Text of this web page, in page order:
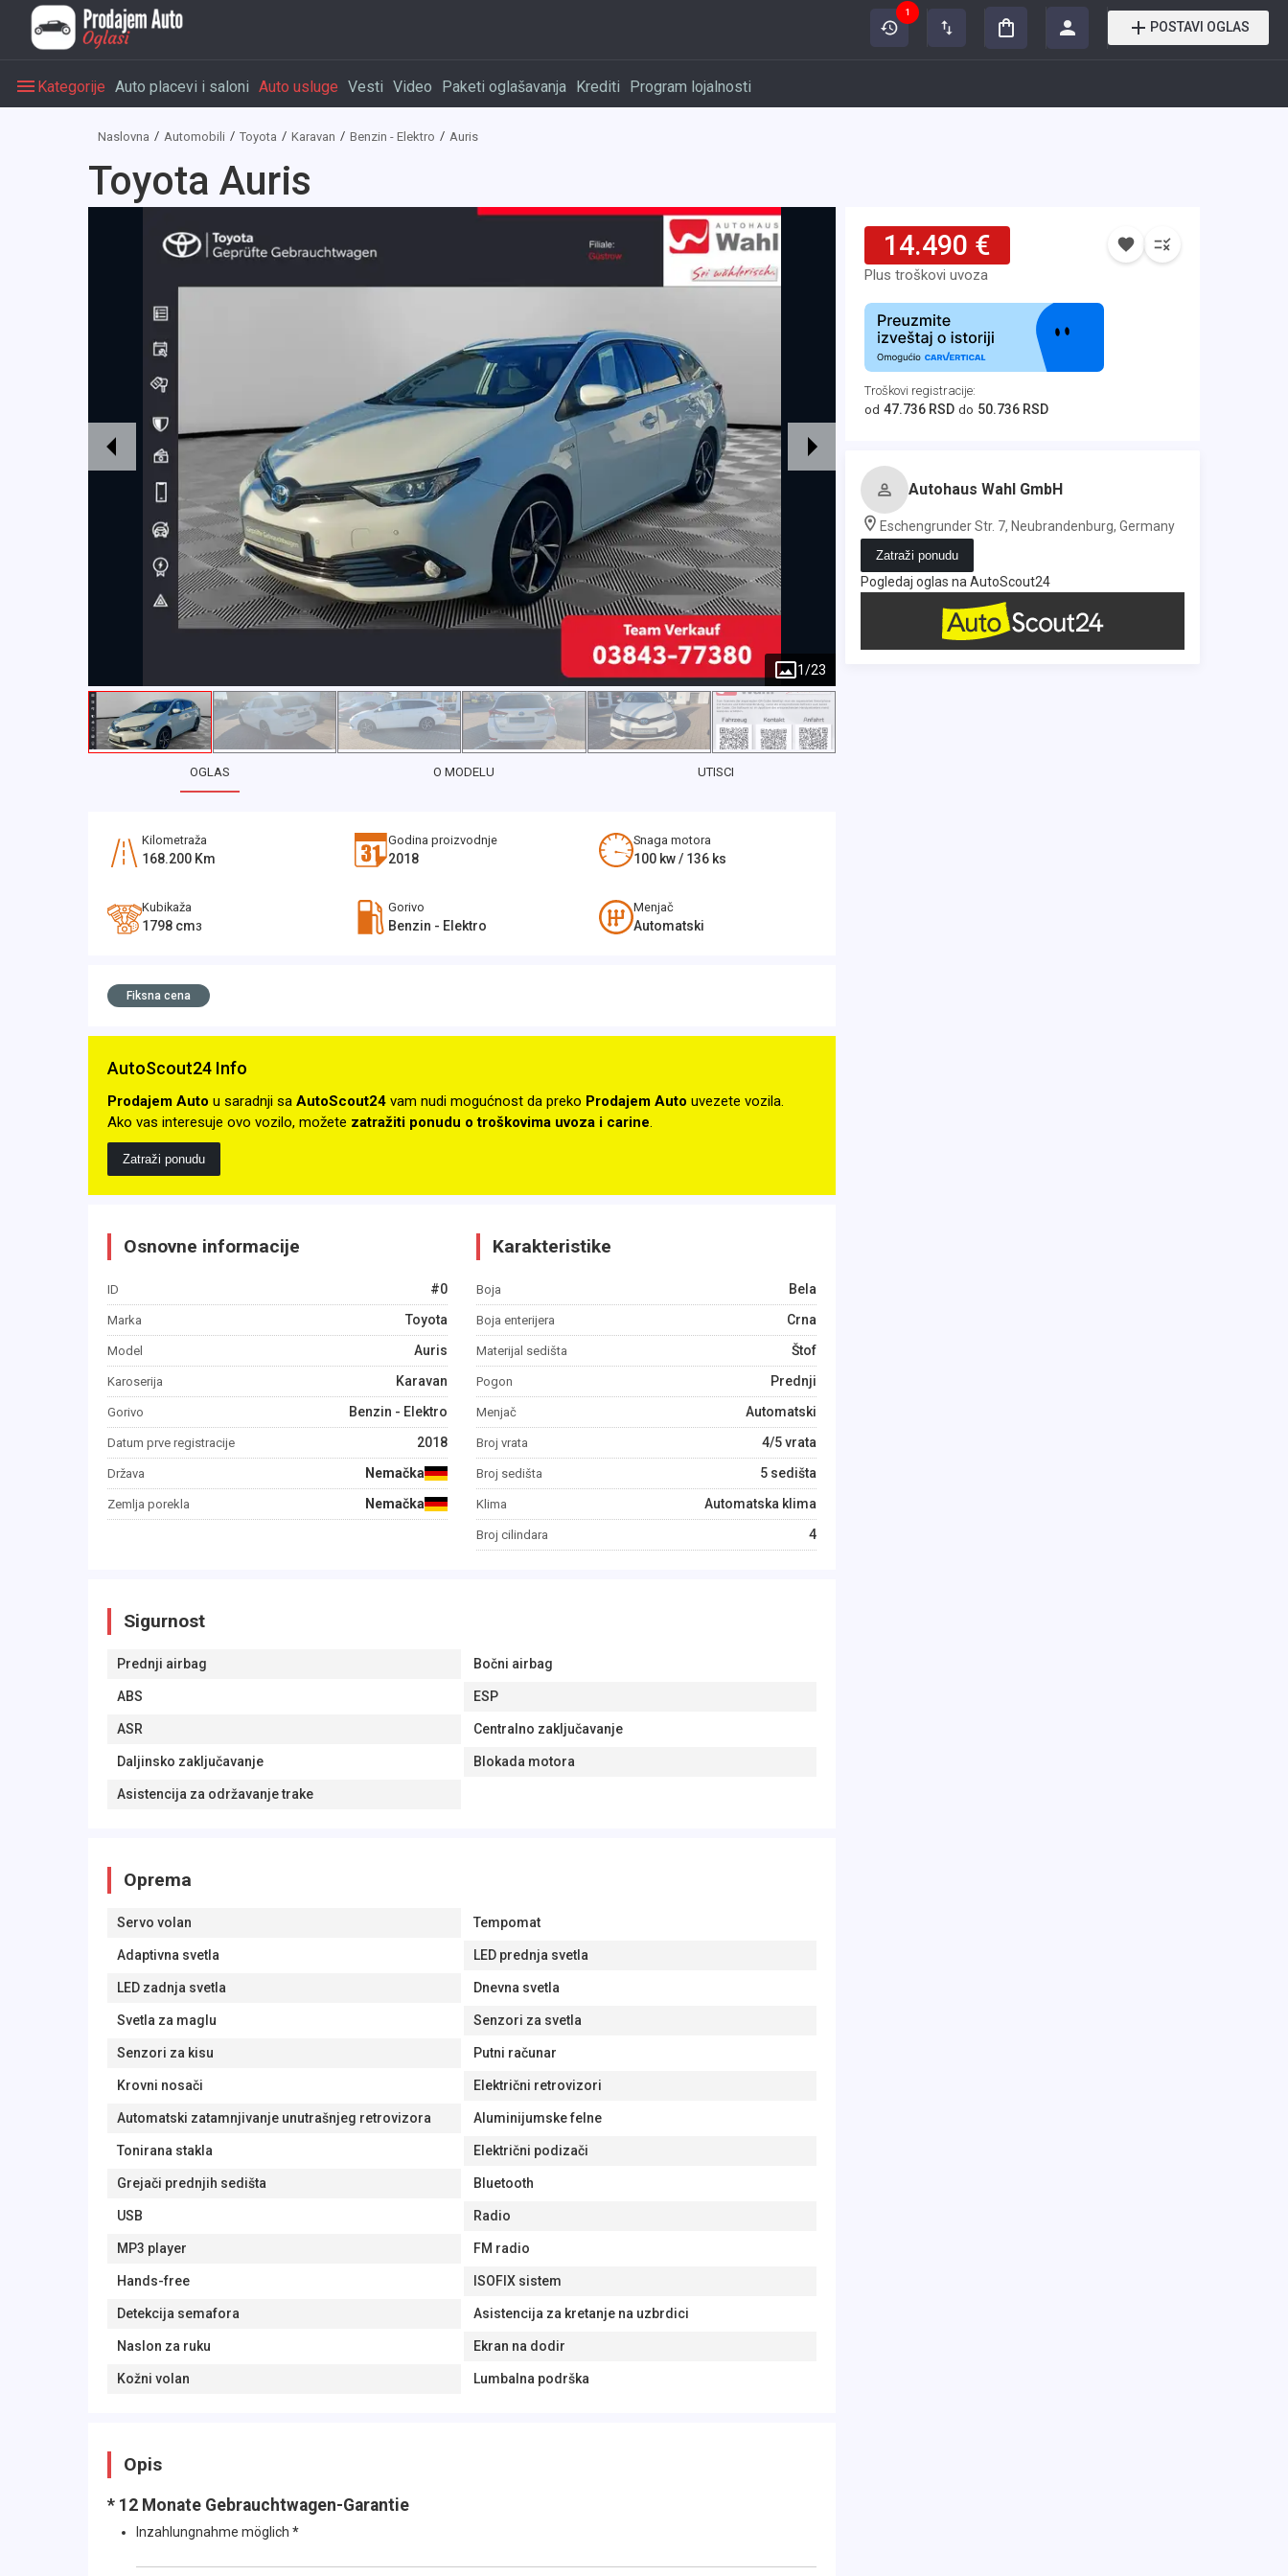
1
POSTAVI OGLAS
Kategorije Auto placevi i saloni Auto usluge Vesti Video Paketi oglašavanja Krediti Program lojalnosti
Naslovna Automobili Toyota Karavan Benzin - Elektro Auris
Toyota Auris
1/23
OGLAS O MODELU UTISCI
Kilometraža
168.200 Km
Godina proizvodnje
2018
Snaga motora
100 kw / 136 ks
Kubikaža
1798 cm3
Gorivo
Benzin - Elektro
Menjač
Automatski
Fiksna cena
AutoScout24 Info
Prodajem Auto u saradnji sa AutoScout24 vam nudi mogućnost da preko Prodajem Auto uvezete vozila.
Ako vas interesuje ovo vozilo, možete zatražiti ponudu o troškovima uvoza i carine.
Zatraži ponudu
Osnovne informacije
ID #0
Marka Toyota
Model Auris
Karoserija Karavan
Gorivo Benzin - Elektro
Datum prve registracije 2018
Država Nemačka
Zemlja porekla Nemačka
Karakteristike
Boja Bela
Boja enterijera Crna
Materijal sedišta Štof
Pogon Prednji
Menjač Automatski
Broj vrata 4/5 vrata
Broj sedišta 5 sedišta
Klima Automatska klima
Broj cilindara 4
Sigurnost
Prednji airbag Bočni airbag
ABS ESP
ASR Centralno zaključavanje
Daljinsko zaključavanje Blokada motora
Asistencija za održavanje trake
Oprema
Servo volan Tempomat
Adaptivna svetla LED prednja svetla
LED zadnja svetla Dnevna svetla
Svetla za maglu Senzori za svetla
Senzori za kisu Putni računar
Krovni nosači Električni retrovizori
Automatski zatamnjivanje unutrašnjeg retrovizora Aluminijumske felne
Tonirana stakla Električni podizači
Grejači prednjih sedišta Bluetooth
USB Radio
MP3 player FM radio
Hands-free ISOFIX sistem
Detekcija semafora Asistencija za kretanje na uzbrdici
Naslon za ruku Ekran na dodir
Kožni volan Lumbalna podrška
Opis
* 12 Monate Gebrauchtwagen-Garantie
Inzahlungnahme möglich *
14.490 €
Plus troškovi uvoza
Troškovi registracije:
od 47.736 RSD do 50.736 RSD
Autohaus Wahl GmbH
Eschengrunder Str. 7, Neubrandenburg, Germany
Zatraži ponudu
Pogledaj oglas na AutoScout24